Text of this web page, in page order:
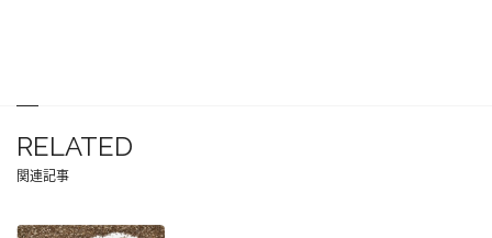
RELATED
関連記事